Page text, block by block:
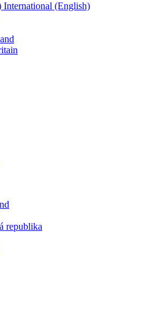
International (English)
republika